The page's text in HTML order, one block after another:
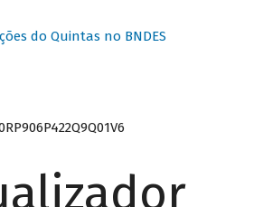
do Quintas no BNDES